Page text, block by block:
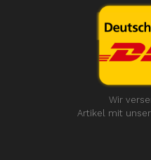
Wir
Artikel mit